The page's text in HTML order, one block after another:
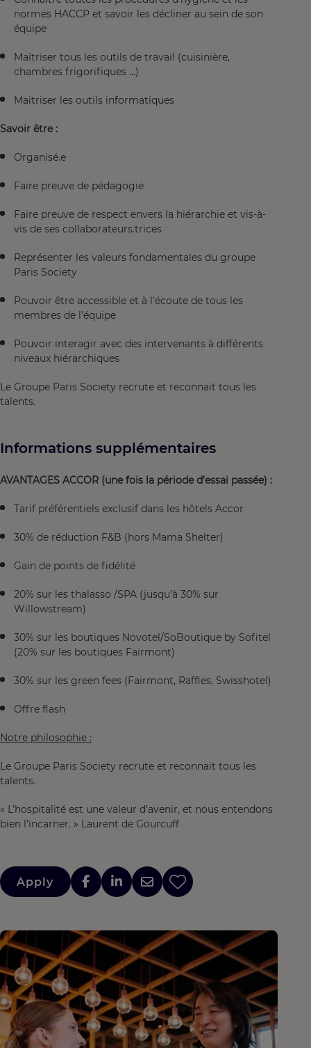
normes HACCP et savoir les décliner au sein de son
équipe
Maîtriser tous les outils de travail (cuisinière,
chambres frigorifiques …)
Maitriser les outils informatiques
Savoir être :
Organisé.e
Faire preuve de pédagogie
Faire preuve de respect envers la hiérarchie et vis-à-
vis de ses collaborateurs.trices
Représenter les valeurs fondamentales du groupe
Paris Society
Pouvoir être accessible et à l'écoute de tous les
membres de l'équipe
Pouvoir interagir avec des intervenants à différents
niveaux hiérarchiques
Le Groupe Paris Society recrute et reconnait tous les
talents.
Informations supplémentaires
AVANTAGES ACCOR (une fois la période d’essai passée) :
Tarif préférentiels exclusif dans les hôtels Accor
30% de réduction F&B (hors Mama Shelter)
Gain de points de fidélité
20% sur les thalasso /SPA (jusqu’à 30% sur
Willowstream)
30% sur les boutiques Novotel/SoBoutique by Sofitel
(20% sur les boutiques Fairmont)
30% sur les green fees (Fairmont, Raffles, Swisshotel)
Offre flash
Notre philosophie :
Le Groupe Paris Society recrute et reconnait tous les
talents.
« L’hospitalité est une valeur d’avenir, et nous entendons
bien l’incarner. » Laurent de Gourcuff
Apply